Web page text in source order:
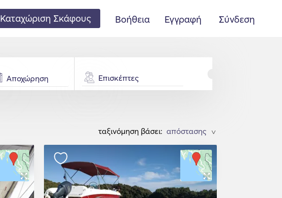
Καταχώριση Σκάφους Βοήθεια Εγγραφή Σύνδεση
Επισκέπτες
ταξινόμηση βάσει: >